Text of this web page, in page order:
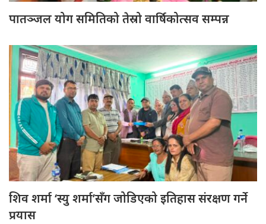
पातञ्जल योग समितिको तेस्रो वार्षिकोत्सव सम्पन्न
शिव शर्मा ‘स्यु शर्मा’सँग जोडिएको इतिहास संरक्षण गर्ने
प्रयास